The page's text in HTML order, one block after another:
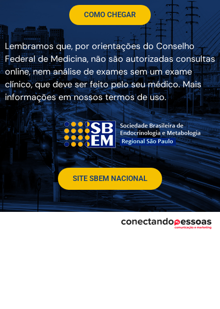
COMO CHEGAR
Lembramos que, por orientações do Conselho
Federal de Medicina, não são autorizadas consultas
online, nem análise de exames sem um exame
clínico, que deve ser feito pelo seu médico. Mais
informações em nossos termos de uso.
SITE SBEM NACIONAL